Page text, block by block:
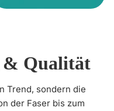
& Qualität
Trend, sondern die
der Faser bis zum